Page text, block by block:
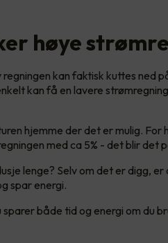
høye
regningen kan faktisk kuttes ned
kan få en lavere
hjemme der det er mulig.
med ca 5% - det blir det
lenge? Selv om det er digg,
spar energi.
sparer både tid og energi om du